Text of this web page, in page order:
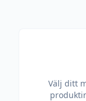
Välj ditt